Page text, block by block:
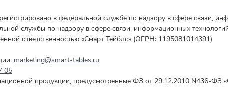
в федеральной службе по надзору в сфере связи,
службы по надзору в сфере связи, информационных
ответственностью «Смарт Тейблс» (ОГРН: 1195081014391)
marketing@smart-tables.ru
05
продукции, предусмотренные ФЗ от 29.12.2010 N436-